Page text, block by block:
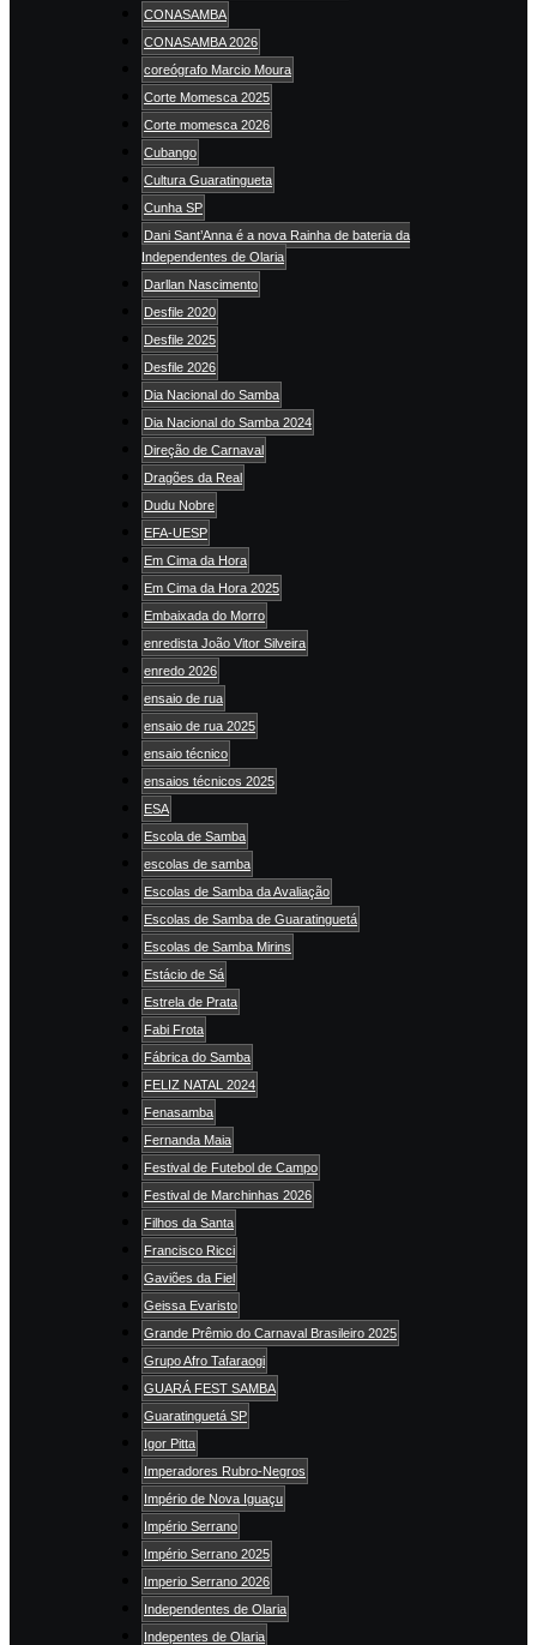
CONASAMBA
CONASAMBA 2026
coreógrafo Marcio Moura
Corte Momesca 2025
Corte momesca 2026
Cubango
Cultura Guaratingueta
Cunha SP
Dani Sant’Anna é a nova Rainha de bateria da
Independentes de Olaria
Darllan Nascimento
Desfile 2020
Desfile 2025
Desfile 2026
Dia Nacional do Samba
Dia Nacional do Samba 2024
Direção de Carnaval
Dragões da Real
Dudu Nobre
EFA-UESP
Em Cima da Hora
Em Cima da Hora 2025
Embaixada do Morro
enredista João Vitor Silveira
enredo 2026
ensaio de rua
ensaio de rua 2025
ensaio técnico
ensaios técnicos 2025
ESA
Escola de Samba
escolas de samba
Escolas de Samba da Avaliação
Escolas de Samba de Guaratinguetá
Escolas de Samba Mirins
Estácio de Sá
Estrela de Prata
Fabi Frota
Fábrica do Samba
FELIZ NATAL 2024
Fenasamba
Fernanda Maia
Festival de Futebol de Campo
Festival de Marchinhas 2026
Filhos da Santa
Francisco Ricci
Gaviões da Fiel
Geissa Evaristo
Grande Prêmio do Carnaval Brasileiro 2025
Grupo Afro Tafaraogi
GUARÁ FEST SAMBA
Guaratinguetá SP
Igor Pitta
Imperadores Rubro-Negros
Império de Nova Iguaçu
Império Serrano
Império Serrano 2025
Imperio Serrano 2026
Independentes de Olaria
Indepentes de Olaria